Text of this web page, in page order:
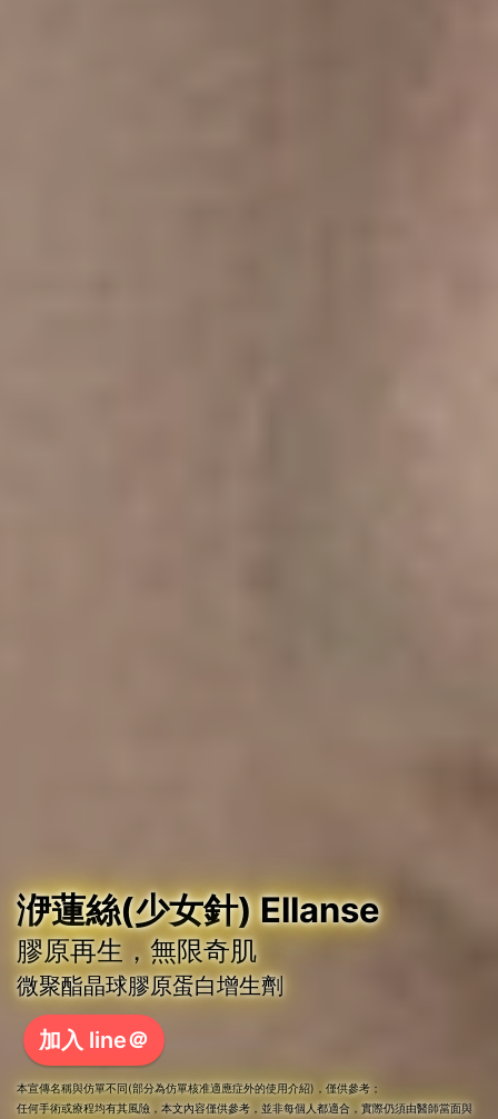
洢蓮絲(少女針) Ellanse
膠原再生，無限奇肌
微聚酯晶球膠原蛋白增生劑
加入 line＠
本宣傳名稱與仿單不同(部分為仿單核准適應症外的使用介紹)，僅供參考；
任何手術或療程均有其風險，本文內容僅供參考，並非每個人都適合，實際仍須由醫師當面與